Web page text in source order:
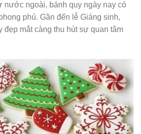
ngoài, bánh quy ngày nay có
phú. Gần đến lễ Giáng sinh,
đẹp mắt càng thu hút sự quan tâm